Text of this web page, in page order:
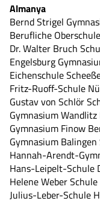
Almanya
Bernd Strigel
Berufliche
Dr. Walter Bruch
Engelsburg
Eichenschule
Fritz-Ruoff-Schule
Gustav von Schlör
Gymnasium
Gymnasium Finow
Gymnasium
Hannah-Arendt-
Hans-Leipelt-Schule
Helene Weber
Julius-Leber-Schule